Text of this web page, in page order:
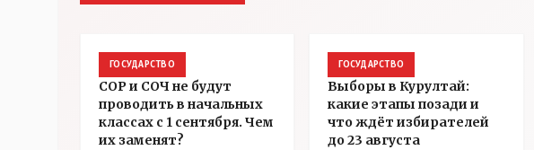
ГОСУДАРСТВО
СОР и СОЧ не будут
проводить в начальных
классах с 1 сентября. Чем
их заменят?
ГОСУДАРСТВО
Выборы в Курултай:
какие этапы позади и
что ждёт избирателей
до 23 августа